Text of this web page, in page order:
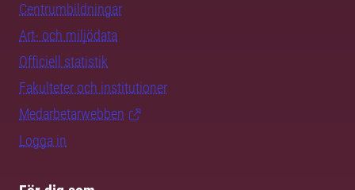
Centrumbildningar
Art- och miljödata
Officiell statistik
Fakulteter och institutioner
Medarbetarwebben
Logga in